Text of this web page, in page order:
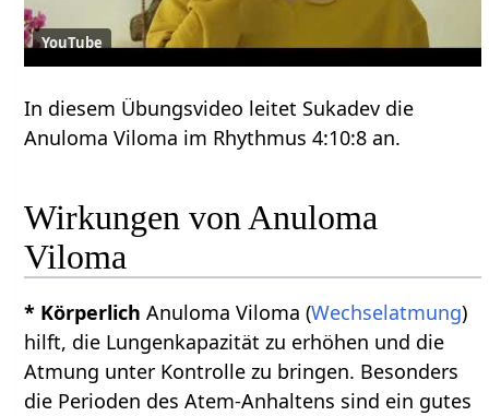
YouTube
In diesem Übungsvideo leitet Sukadev die
Anuloma Viloma im Rhythmus 4:10:8 an.
Wirkungen von Anuloma
Viloma
* Körperlich Anuloma Viloma (Wechselatmung)
hilft, die Lungenkapazität zu erhöhen und die
Atmung unter Kontrolle zu bringen. Besonders
die Perioden des Atem-Anhaltens sind ein gutes